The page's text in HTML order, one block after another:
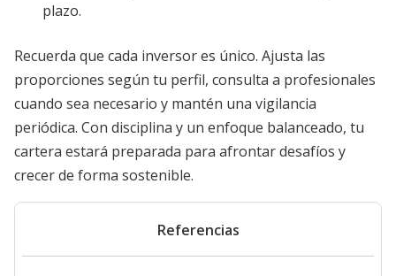
plazo.
Recuerda que cada inversor es único. Ajusta las
proporciones según tu perfil, consulta a profesionales
cuando sea necesario y mantén una vigilancia
periódica. Con disciplina y un enfoque balanceado, tu
cartera estará preparada para afrontar desafíos y
crecer de forma sostenible.
Referencias